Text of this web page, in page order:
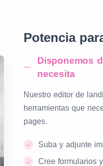
Potencia
Disponemos
necesita
Nuestro editor de
herramientas que
pages.
Suba y adjunte
Cree formularios